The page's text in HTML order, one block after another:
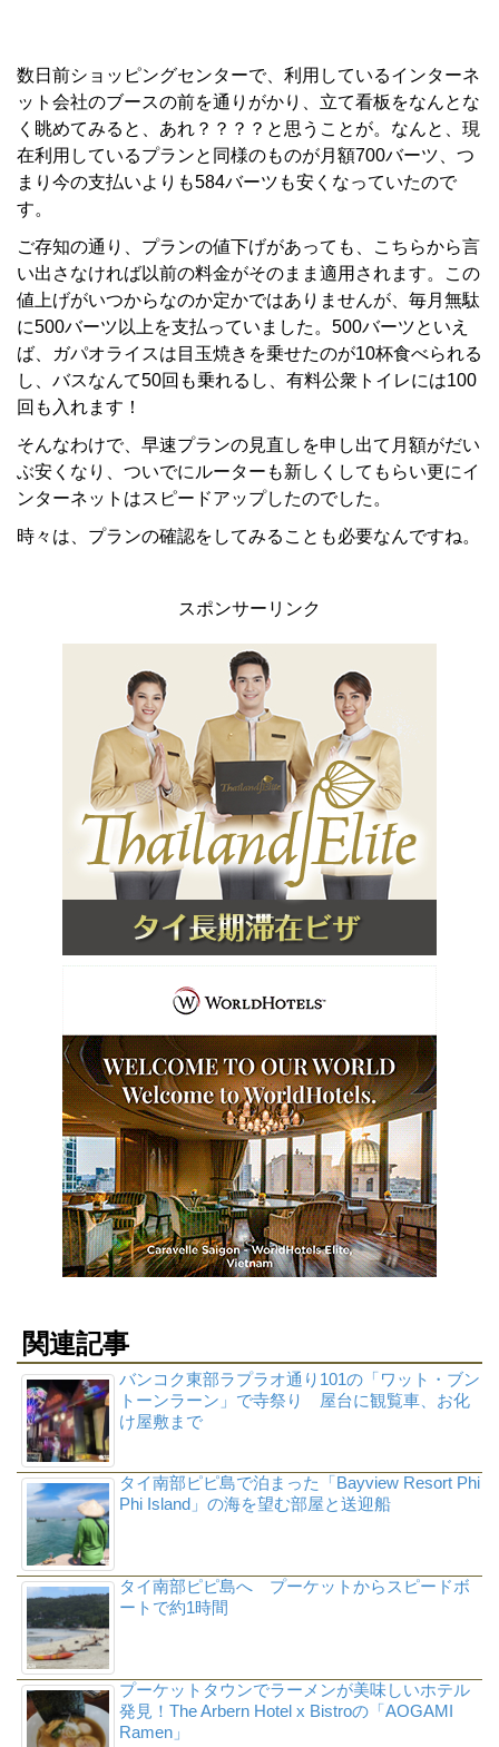
数日前ショッピングセンターで、利用しているインターネ
ット会社のブースの前を通りがかり、立て看板をなんとな
く眺めてみると、あれ？？？？と思うことが。なんと、現
在利用しているプランと同様のものが月額700バーツ、つ
まり今の支払いよりも584バーツも安くなっていたので
す。
ご存知の通り、プランの値下げがあっても、こちらから言
い出さなければ以前の料金がそのまま適用されます。この
値上げがいつからなのか定かではありませんが、毎月無駄
に500バーツ以上を支払っていました。500バーツといえ
ば、ガパオライスは目玉焼きを乗せたのが10杯食べられる
し、バスなんて50回も乗れるし、有料公衆トイレには100
回も入れます！
そんなわけで、早速プランの見直しを申し出て月額がだい
ぶ安くなり、ついでにルーターも新しくしてもらい更にイ
ンターネットはスピードアップしたのでした。
時々は、プランの確認をしてみることも必要なんですね。
スポンサーリンク
関連記事
バンコク東部ラプラオ通り101の「ワット・ブン
トーンラーン」で寺祭り 屋台に観覧車、お化
け屋敷まで
タイ南部ピピ島で泊まった「Bayview Resort Phi
Phi Island」の海を望む部屋と送迎船
タイ南部ピピ島へ プーケットからスピードボ
ートで約1時間
プーケットタウンでラーメンが美味しいホテル
発見！The Arbern Hotel x Bistroの「AOGAMI
Ramen」